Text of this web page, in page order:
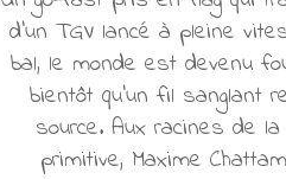
d’un TGV lancé à pleine
bal, le monde est devenu
bientôt qu’un fil sanglant
source. Aux racines de
primitive, Maxime